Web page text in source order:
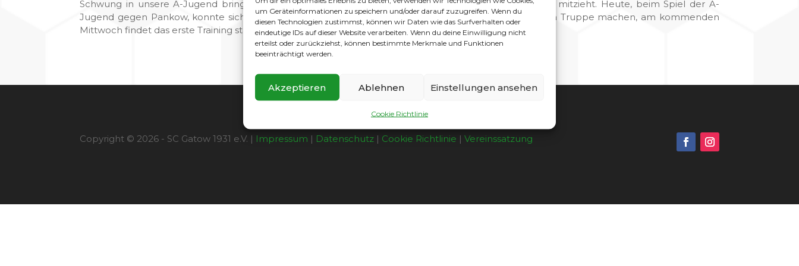
um Geräteinformationen zu speichern und/oder darauf zuzugreifen. Wenn du
diesen Technologien zustimmst, können wir Daten wie das Surfverhalten oder
eindeutige IDs auf dieser Website verarbeiten. Wenn du deine Einwilligung nicht
erteilst oder zurückziehst, können bestimmte Merkmale und Funktionen
beeinträchtigt werden.
Akzeptieren Ablehnen Einstellungen ansehen
Cookie Richtlinie
Schwung in unsere A-Jugend bringen. Bleibt nur zu hoffen, dass die Mannschaft auch entsprechend mitzieht. Heute, beim Spiel der A-
Jugend gegen Pankow, konnte sich Micha als interessierter Zuschauer ein erstes Bild von seiner neuen Truppe machen, am kommenden
Mittwoch findet das erste Training statt. Die Weichen sind gestellt…..
Copyright © 2026 - SC Gatow 1931 e.V. | Impressum | Datenschutz | Cookie Richtlinie |Vereinssatzung